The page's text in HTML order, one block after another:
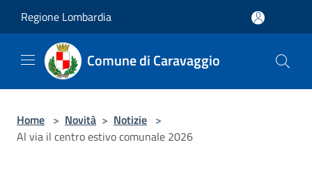
Regione Lombardia
Comune di Caravaggio
Home > Novità > Notizie >
Al via il centro estivo comunale 2026